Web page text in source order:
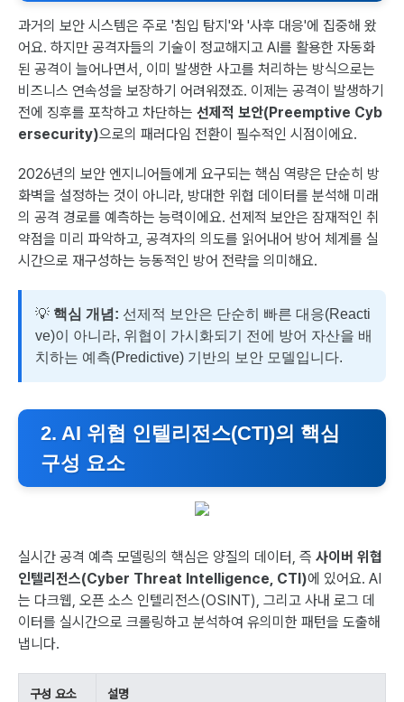
과거의 보안 시스템은 주로 '침입 탐지'와 '사후 대응'에 집중해 왔
어요. 하지만 공격자들의 기술이 정교해지고 AI를 활용한 자동화
된 공격이 늘어나면서, 이미 발생한 사고를 처리하는 방식으로는
비즈니스 연속성을 보장하기 어려워졌죠. 이제는 공격이 발생하기
전에 징후를 포착하고 차단하는 선제적 보안(Preemptive Cyb
ersecurity)으로의 패러다임 전환이 필수적인 시점이에요.
2026년의 보안 엔지니어들에게 요구되는 핵심 역량은 단순히 방
화벽을 설정하는 것이 아니라, 방대한 위협 데이터를 분석해 미래
의 공격 경로를 예측하는 능력이에요. 선제적 보안은 잠재적인 취
약점을 미리 파악하고, 공격자의 의도를 읽어내어 방어 체계를 실
시간으로 재구성하는 능동적인 방어 전략을 의미해요.
💡 핵심 개념: 선제적 보안은 단순히 빠른 대응(Reacti
ve)이 아니라, 위협이 가시화되기 전에 방어 자산을 배
치하는 예측(Predictive) 기반의 보안 모델입니다.
2. AI 위협 인텔리전스(CTI)의 핵심
구성 요소
실시간 공격 예측 모델링의 핵심은 양질의 데이터, 즉 사이버 위협
인텔리전스(Cyber Threat Intelligence, CTI)에 있어요. AI
는 다크웹, 오픈 소스 인텔리전스(OSINT), 그리고 사내 로그 데
이터를 실시간으로 크롤링하고 분석하여 유의미한 패턴을 도출해
냅니다.
구성 요소 설명